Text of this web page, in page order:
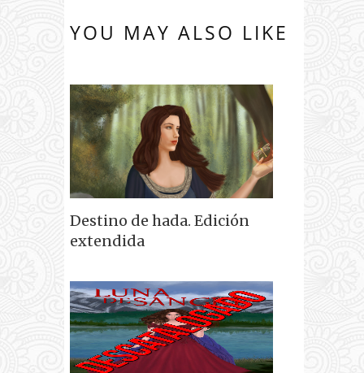
YOU MAY ALSO LIKE
Destino de hada. Edición
extendida